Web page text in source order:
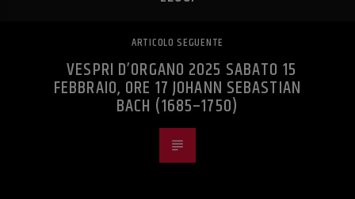
ARTICOLO SEGUENTE
VESPRI D’ORGANO 2025 SABATO 15
FEBBRAIO, ORE 17 JOHANN SEBASTIAN
BACH (1685–1750)